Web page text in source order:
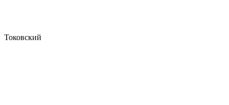
Токовский